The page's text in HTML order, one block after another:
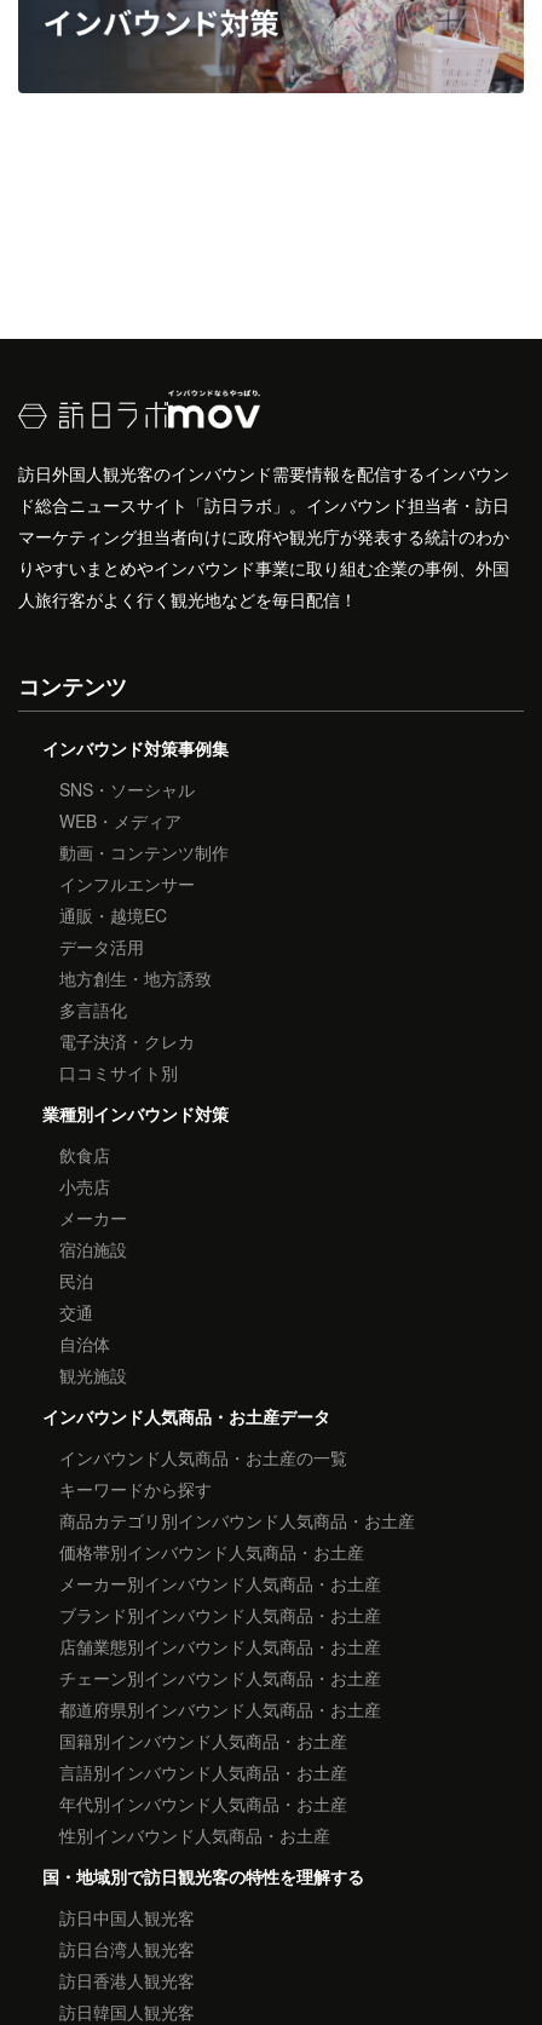
訪日外国人観光客のインバウンド需要情報を配信するインバウン
ド総合ニュースサイト「訪日ラボ」。インバウンド担当者・訪日
マーケティング担当者向けに政府や観光庁が発表する統計のわか
りやすいまとめやインバウンド事業に取り組む企業の事例、外国
人旅行客がよく行く観光地などを毎日配信！
コンテンツ
インバウンド対策事例集
SNS・ソーシャル
WEB・メディア
動画・コンテンツ制作
インフルエンサー
通販・越境EC
データ活用
地方創生・地方誘致
多言語化
電子決済・クレカ
口コミサイト別
業種別インバウンド対策
飲食店
小売店
メーカー
宿泊施設
民泊
交通
自治体
観光施設
インバウンド人気商品・お土産データ
インバウンド人気商品・お土産の一覧
キーワードから探す
商品カテゴリ別インバウンド人気商品・お土産
価格帯別インバウンド人気商品・お土産
メーカー別インバウンド人気商品・お土産
ブランド別インバウンド人気商品・お土産
店舗業態別インバウンド人気商品・お土産
チェーン別インバウンド人気商品・お土産
都道府県別インバウンド人気商品・お土産
国籍別インバウンド人気商品・お土産
言語別インバウンド人気商品・お土産
年代別インバウンド人気商品・お土産
性別インバウンド人気商品・お土産
国・地域別で訪日観光客の特性を理解する
訪日中国人観光客
訪日台湾人観光客
訪日香港人観光客
訪日韓国人観光客